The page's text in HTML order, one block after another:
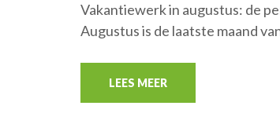
Vakantiewerk in augustus: de
Augustus is de laatste maand
LEES MEER